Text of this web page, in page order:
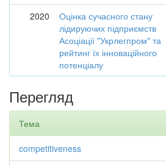
2020
Оцінка сучасного стану
лідируючих підприємств
Асоціації "Укрлегпром" та
рейтинг їх інноваційного
потенціалу
Перегляд
Тема
competitiveness